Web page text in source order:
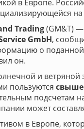
в Европе.
на
Trading(GM&T)
GmbH,
о
он.
и
пользуются свыше
подсчетам
может
в Европе,